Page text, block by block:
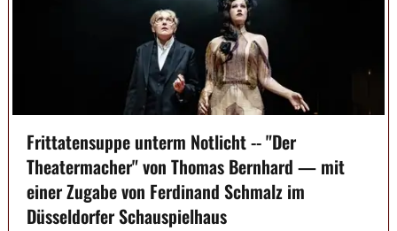
Frittatensuppe unterm Notlicht -- "Der
Theatermacher" von Thomas Bernhard — mit
einer Zugabe von Ferdinand Schmalz im
Düsseldorfer Schauspielhaus